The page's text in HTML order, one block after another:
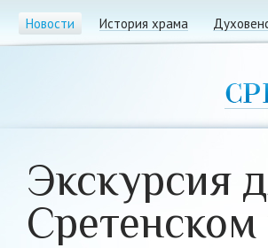
Новости История храма
Экскурсия